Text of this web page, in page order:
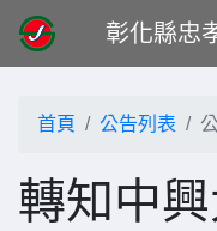
彰化縣忠
首頁 公告列表
轉知中